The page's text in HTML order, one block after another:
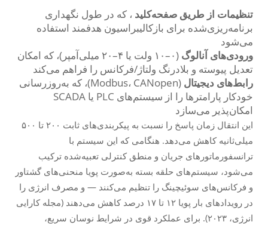
تنظیمات از طریق صفحه‌کلید ، که در طول نگهداری
برنامه‌ریزی‌شده برای بازکالیبراسیون هدفمند استفاده
می‌شود
ورودی‌های آنالوگ
(۰–۱۰ ولت یا ۴–۲۰ میلی‌آمپر)، که امکان
تعدیل پیوسته و بلادرنگ ولتاژ/فرکانس را فراهم می‌کند
رابط‌های دیجیتال
(Modbus، CANopen)، که به‌روزرسانی
خودکار پارامترها را از سیستم‌های PLC یا SCADA
امکان‌پذیر می‌سازد
این انتقال زمان پاسخ را نسبت به پیکربندی‌های ثابت ۲۰۰ تا ۵۰۰
میلی‌ثانیه کاهش می‌دهد. هنگامی که این سیستم با
ترانسفورماتورهای جریان و منطق کنترلی تعبیه‌شده ترکیب
می‌شود، سیستم‌های حلقه بسته به‌صورت پویا منحنی‌های گشتاور
و فرکانس‌های سوئیچینگ را تنظیم می‌کنند — و مصرف انرژی را
در رویدادهای بار پویا ۱۲ تا ۱۷ درصد کاهش می‌دهند (مجله کارایی
انرژی، ۲۰۲۳). برای عملکرد قوی در شرایط نوسان سریع،